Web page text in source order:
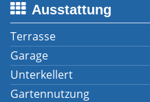
Ausstattung
Terrasse
Garage
Unterkellert
Gartennutzung